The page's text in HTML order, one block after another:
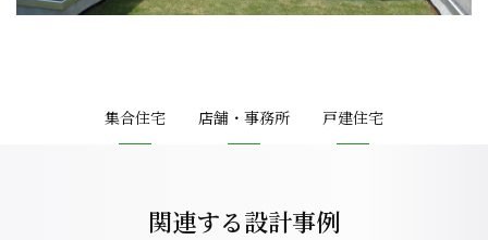
集合住宅 店舗・事務所 戸建住宅
関連する設計事例